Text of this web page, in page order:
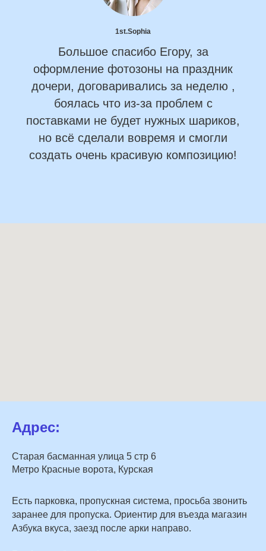
1st.Sophia
Большое спасибо Егору, за
оформление фотозоны на праздник
дочери, договаривались за неделю ,
боялась что из-за проблем с
поставками не будет нужных шариков,
но всё сделали вовремя и смогли
создать очень красивую композицию!
Адрес:
Старая басманная улица 5 стр 6
Метро Красные ворота, Курская
Есть парковка, пропускная система, просьба звонить
заранее для пропуска. Ориентир для въезда магазин
Азбука вкуса, заезд после арки направо.